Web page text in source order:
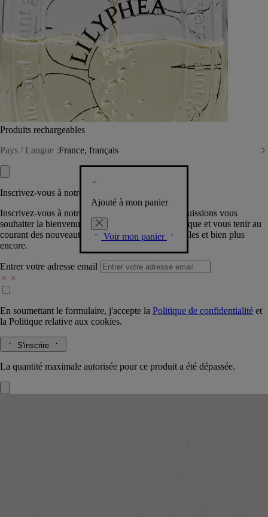
Produits rechargeables
Pays / Langue :France, français
Ajouté à mon panier
Voir mon panier
Inscrivez-vous à notre Newsletter
Inscrivez-vous à notre newsletter pour que nous puissions vous
souhaiter la bienvenue dans la communauté Diptyque et vous tenir au
courant des nouveautés, événements, offres spéciales et bien plus
encore.
Entrer votre adresse email
En soumettant le formulaire, j'accepte la Politique de confidentialité et
la Politique relative aux cookies.
S'inscrire
La quantité maximale autorisée pour ce produit a été dépassée.